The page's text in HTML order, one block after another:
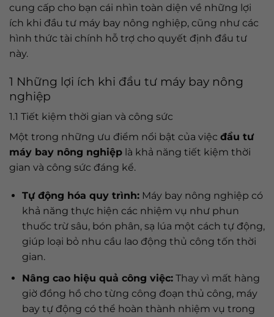
cung cấp cho bạn cái nhìn toàn diện về những lợi
ích khi đầu tư máy bay nông nghiệp, cũng như các
hình thức tài chính hỗ trợ cho quyết định đầu tư
này.
1 Những lợi ích khi đầu tư máy bay nông
nghiệp
1.1 Tiết kiệm thời gian và công sức
Một trong những ưu điểm nổi bật của việc đầu tư
máy bay nông nghiệp là khả năng tiết kiệm thời
gian và công sức đáng kể.
Tự động hóa quy trình:Máy bay nông nghiệp có
khả năng thực hiện các nhiệm vụ như phun
thuốc trừ sâu, bón phân, sạ lúa một cách tự động,
giúp loại bỏ nhu cầu lao động thủ công tốn thời
gian.
Nâng cao hiệu quả công việc:Thay vì mất hàng
giờ đồng hồ cho từng công đoạn thủ công, máy
bay tự động có thể hoàn thành nhiệm vụ trong